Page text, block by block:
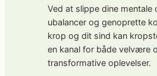
Ved at slippe dine mentale
ubalancer og genoprette
krop og dit sind kan
en kanal for både velvære
transformative oplevelser.